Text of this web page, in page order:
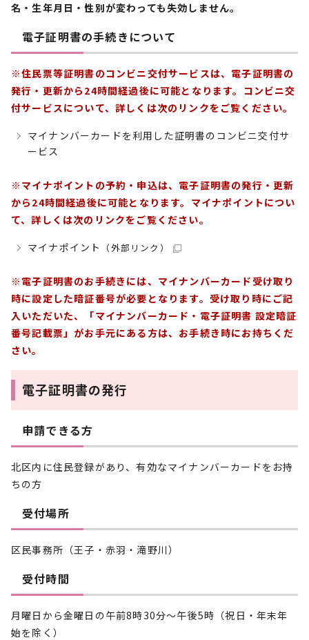
名・生年月日・性別が変わっても失効しません。
電子証明書の手続きについて
※住民票等証明書のコンビニ交付サービスは、電子証明書の
発行・更新から24時間経過後に可能となります。コンビニ交
付サービスについて、詳しくは次のリンクをご覧ください。
マイナンバーカードを利用した証明書のコンビニ交付サ
ービス
※マイナポイントの予約・申込は、電子証明書の発行・更新
から24時間経過後に可能となります。マイナポイントについ
て、詳しくは次のリンクをご覧ください。
マイナポイント
（外部リンク）
※電子証明書のお手続きには、マイナンバーカード受け取り
時に設定した暗証番号が必要となります。受け取り時にご記
入いただいた、「マイナンバーカード・電子証明書 設定暗証
番号記載票」がお手元にある方は、お手続き時にお持ちくだ
さい。
電子証明書の発行
申請できる方
北区内に住民登録があり、有効なマイナンバーカードをお持
ちの方
受付場所
区民事務所（王子・赤羽・滝野川）
受付時間
月曜日から金曜日の午前8時30分～午後5時（祝日・年末年
始を除く）